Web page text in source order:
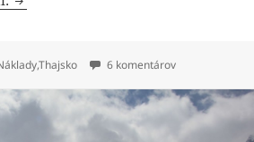
,Thajsko 6 komentárovna Sumár